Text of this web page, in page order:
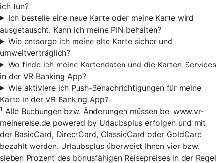
ich tun?
Ich bestelle eine neue Karte oder meine Karte wird
ausgetauscht. Kann ich meine PIN behalten?
Wie entsorge ich meine alte Karte sicher und
umweltverträglich?
Wo finde ich meine Kartendaten und die Karten-Services
in der VR Banking App?
Wie aktiviere ich Push-Benachrichtigungen für meine
Karte in der VR Banking App?
1 Alle Buchungen bzw. Änderungen müssen bei www.vr-
meinereise.de powered by Urlaubsplus erfolgen und mit
der BasicCard, DirectCard, ClassicCard oder GoldCard
bezahlt werden. Urlaubsplus überweist Ihnen vier bzw.
sieben Prozent des bonusfähigen Reisepreises in der Regel